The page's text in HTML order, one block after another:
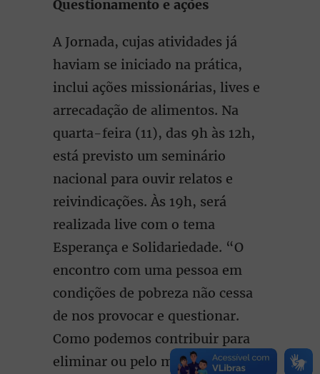
Questionamento e ações
A Jornada, cujas atividades já
haviam se iniciado na prática,
inclui ações missionárias, lives e
arrecadação de alimentos. Na
quarta-feira (11), das 9h às 12h,
está previsto um seminário
nacional para ouvir relatos e
reivindicações. Às 19h, será
realizada live com o tema
Esperança e Solidariedade. “O
encontro com uma pessoa em
condições de pobreza não cessa
de nos provocar e questionar.
Como podemos contribuir para
eliminar ou pelo menos aliviar a